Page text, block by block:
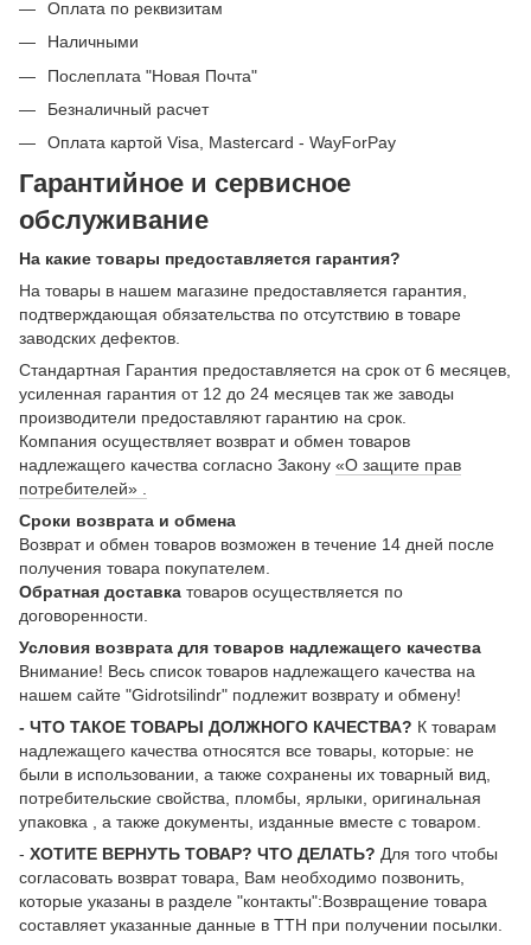
Оплата по реквизитам
Наличными
Послеплата "Новая Почта"
Безналичный расчет
Оплата картой Visa, Mastercard - WayForPay
Гарантийное и сервисное
обслуживание
На какие товары предоставляется гарантия?
На товары в нашем магазине предоставляется гарантия,
подтверждающая обязательства по отсутствию в товаре
заводских дефектов.
Стандартная Гарантия предоставляется на срок от 6 месяцев,
усиленная гарантия от 12 до 24 месяцев так же заводы
производители предоставляют гарантию на срок.
Компания осуществляет возврат и обмен товаров
надлежащего качества согласно Закону «О защите прав
потребителей» .
Сроки возврата и обмена
Возврат и обмен товаров возможен в течение 14 дней после
получения товара покупателем.
Обратная доставка товаров осуществляется по
договоренности.
Условия возврата для товаров надлежащего качества
Внимание! Весь список товаров надлежащего качества на
нашем сайте "Gidrotsilindr" подлежит возврату и обмену!
- ЧТО ТАКОЕ ТОВАРЫ ДОЛЖНОГО КАЧЕСТВА? К товарам
надлежащего качества относятся все товары, которые: не
были в использовании, а также сохранены их товарный вид,
потребительские свойства, пломбы, ярлыки, оригинальная
упаковка , а также документы, изданные вместе с товаром.
- ХОТИТЕ ВЕРНУТЬ ТОВАР? ЧТО ДЕЛАТЬ? Для того чтобы
согласовать возврат товара, Вам необходимо позвонить,
которые указаны в разделе "контакты":Возвращение товара
составляет указанные данные в ТТН при получении посылки.